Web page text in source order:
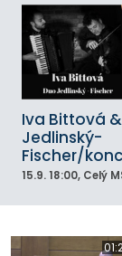
Iva Bittová
Jedlinský-
Fischer/
15.9. 18:00, Celý